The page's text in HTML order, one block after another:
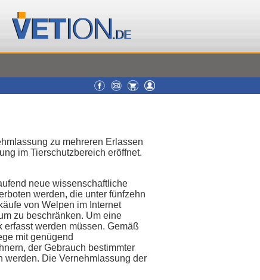
zu mehreren Erlassen
im Tierschutzbereich eröffnet.
neue wissenschaftliche
werden, die unter fünfzehn
von Welpen im Internet
zu beschränken. Um eine
werden müssen. Gemäß
mit genügend
der Gebrauch bestimmter
werden. Die Vernehmlassung der